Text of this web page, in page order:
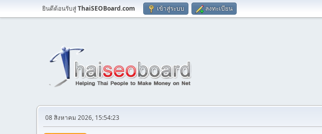
ยินดีต้อนรับสู่ThaiSEOBoard.com เข้าสู่ระบบ ลงทะเบียน
08 สิงหาคม 2026, 15:54:23